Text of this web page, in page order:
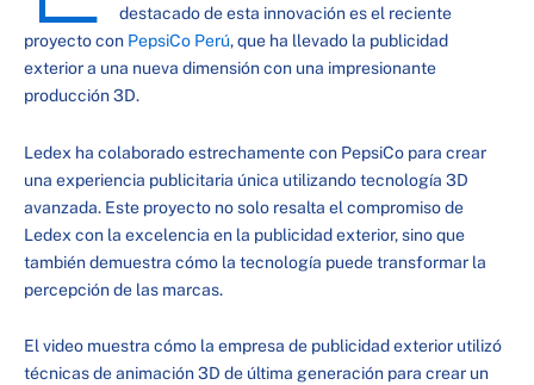
destacado de esta innovación es el reciente
proyecto con PepsiCo Perú, que ha llevado la publicidad
exterior a una nueva dimensión con una impresionante
producción 3D.
Ledex ha colaborado estrechamente con PepsiCo para crear
una experiencia publicitaria única utilizando tecnología 3D
avanzada. Este proyecto no solo resalta el compromiso de
Ledex con la excelencia en la publicidad exterior, sino que
también demuestra cómo la tecnología puede transformar la
percepción de las marcas.
El video muestra cómo la empresa de publicidad exterior utilizó
técnicas de animación 3D de última generación para crear un